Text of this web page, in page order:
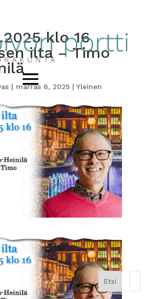
klo 16
ilta – Timo
| marras 6, 2025| Yleinen
Etsi